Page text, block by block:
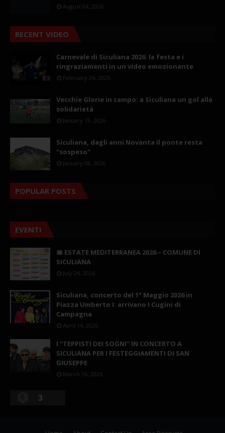
August 04, 2026
RECENT VIDEO
Carnevale di Siculiana 2026: la festa e i
ringraziamenti in un video emozionante
February 24, 2026
Vecchie Glorie in campo: a Siculiana un gol alla
solidarietà
January 19, 2026
Siculiana, dagli anni Novanta il ponte resta
"sospeso"
January 08, 2026
POPULAR POSTS
EVENTI
📅 ESTATE MEDITERRANEA 2026 – COMUNE DI
SICULIANA
July 24, 2026
Siculiana, concerto del 1° Maggio 2026 in
Piazza Umberto I: arrivano I Cugini di
Campagna
April 14, 2026
I “TEPPISTI DEI SOGNI” IN CONCERTO A
SICULIANA PER I FESTEGGIAMENTI DI SAN
GIUSEPPE
March 16, 2026
3